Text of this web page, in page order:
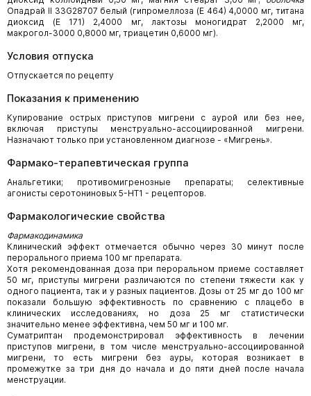
Опадрай II 33G28707 белый (гипромеллоза (Е 464) 4,0000 мг, титана
диоксид (Е 171) 2,4000 мг, лактозы моногидрат 2,2000 мг,
макрогол-3000 0,8000 мг, триацетин 0,6000 мг).
Условия отпуска
Отпускается по рецепту
Показания к применению
Купирование острых приступов мигрени с аурой или без нее,
включая приступы менструально-ассоциированной мигрени.
Назначают только при установленном диагнозе - «Мигрень».
Фармако-терапевтическая группа
Анальгетики; противомигренозные препараты; селективные
агонисты серотониновых 5-НТ1 - рецепторов.
Фармакологические свойства
Фармакодинамика
Клинический эффект отмечается обычно через 30 минут после
перорального приема 100 мг препарата.
Хотя рекомендованная доза при пероральном приеме составляет
50 мг, приступы мигрени различаются по степени тяжести как у
одного пациента, так и у разных пациентов. Дозы от 25 мг до 100 мг
показали большую эффективность по сравнению с плацебо в
клинических исследованиях, но доза 25 мг статистически
значительно менее эффективна, чем 50 мг и 100 мг.
Суматриптан продемонстрировал эффективность в лечении
приступов мигрени, в том числе менструально-ассоциированной
мигрени, то есть мигрени без ауры, которая возникает в
промежутке за три дня до начала и до пяти дней после начала
менструации.